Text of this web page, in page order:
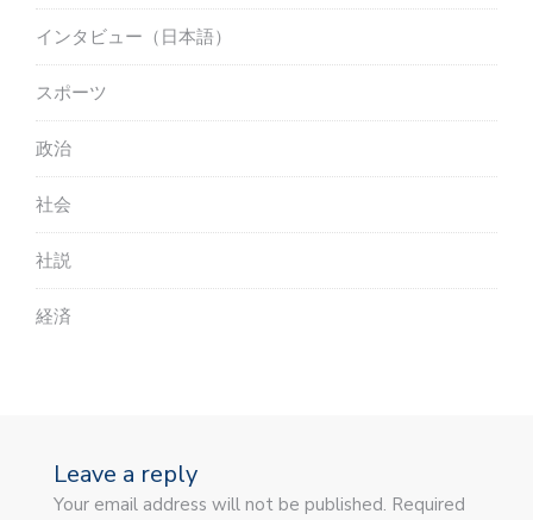
インタビュー（日本語）
スポーツ
政治
社会
社説
経済
Leave a reply
Your email address will not be published. Required